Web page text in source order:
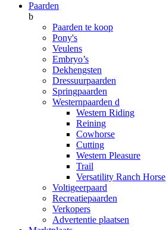
Paarden
b
Paarden te koop
Pony's
Veulens
Embryo’s
Dekhengsten
Dressuurpaarden
Springpaarden
Westernpaarden d
Western Riding
Reining
Cowhorse
Cutting
Western Pleasure
Trail
Versatility Ranch Horse
Voltigeerpaard
Recreatiepaarden
Verkopers
Advertentie plaatsen